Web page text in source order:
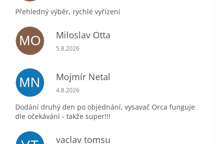
Přehledný výběr, rychlé vyřízení
MO Miloslav Otta
Hodnocení obchodu je 5 z 5 hvězdiček.
5.8.2026
MN Mojmír Netal
Hodnocení obchodu je 5 z 5 hvězdiček.
4.8.2026
Dodání druhý den po objednání, vysavač Orca funguje
dle očekávání - takže super!!!
vaclav tomsu